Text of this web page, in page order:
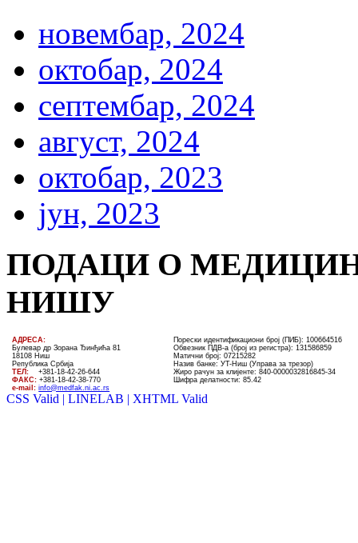
новембар, 2024
октобар, 2024
септембар, 2024
август, 2024
октобар, 2023
јун, 2023
ПОДАЦИ О
НИШУ
AДРЕСА:
Булевар др Зорана Ђинђића 81
18108 Ниш
Република Србија
ТЕЛ: +381-18-42-26-644
ФАКС: +381-18-42-38-770
e-mail: info@medfak.ni.ac.rs
Порески идентификациони број (ПИБ): 100664516
Обвезник ПДВ-а (број из регистра): 131586859
Матични број: 07215282
Назив банке: УT-Ниш (Управа за трезор)
Жиро рачун за клијенте:840-0000032816845-34
Шифра делатности: 85.42
CSS Valid | LINELAB | XHTML Valid